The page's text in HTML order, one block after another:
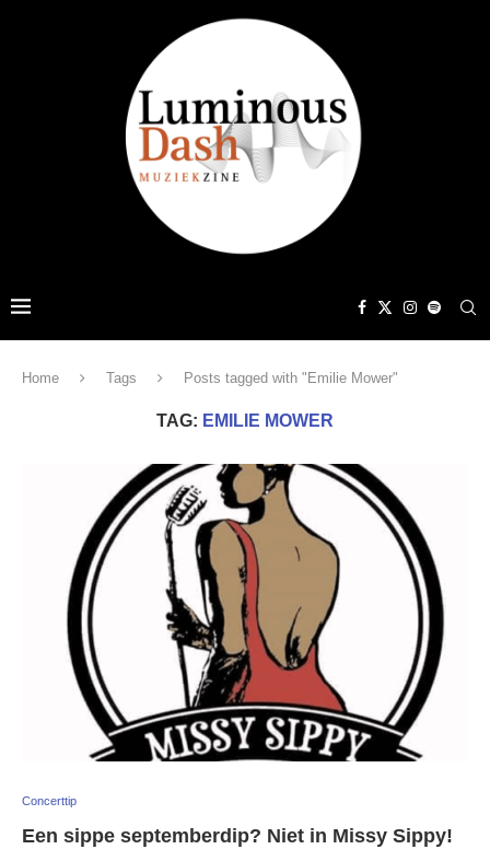
Home Tags Posts tagged with "Emilie Mower"
TAG: EMILIE MOWER
Concerttip
Een sippe septemberdip? Niet in Missy Sippy!